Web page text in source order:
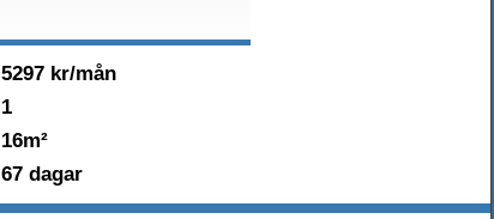
5297 kr/mån
1
16m²
67 dagar